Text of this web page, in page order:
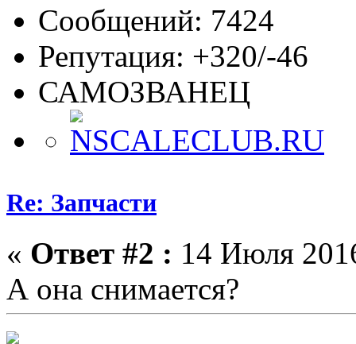
Сообщений: 7424
Репутация: +320/-46
САМОЗВАНЕЦ
Re: Запчасти
« Ответ #2 : 14 Июля
А она снимается?